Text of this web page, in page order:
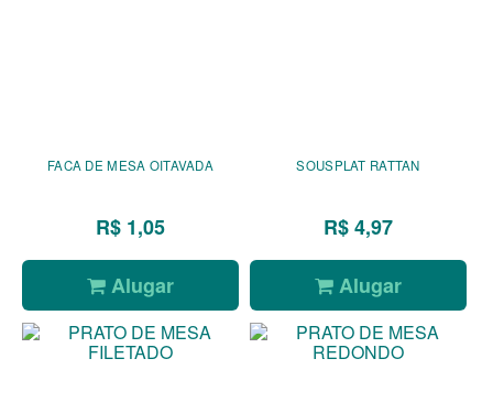
FACA DE MESA OITAVADA
R$ 1,05
Alugar
SOUSPLAT RATTAN
R$ 4,97
Alugar